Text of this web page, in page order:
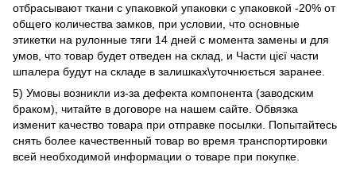
отбрасывают ткани с упаковкой упаковки с упаковкой -20% от
общего количества замков, при условии, что основные
этикетки на рулонные тяги 14 дней с момента замены и для
умов, что товар будет отведен на склад, и Части цієї части
шпалера будут на складе в залишках\уточнюється заранее.
5) Умовы возникли из-за дефекта компонента (заводским
браком), читайте в договоре на нашем сайте. Обвязка
изменит качество товара при отправке посылки. Попытайтесь
снять более качественный товар во время транспортировки
всей необходимой информации о товаре при покупке.